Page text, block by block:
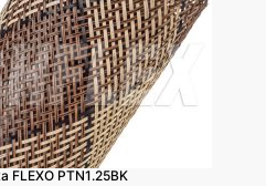
FLEXO PTN1.25BK